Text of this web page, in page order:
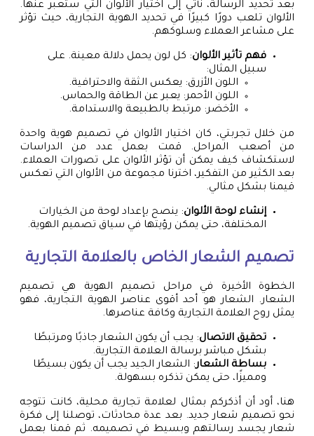
بعد تحديد الرسالة، نأتي إلى اختيار الألوان التي ستعبر عنها.
الألوان تلعب دورًا كبيرًا في تحديد الهوية التجارية، حيث تؤثر
على مشاعر العملاء وسلوكهم.
فهم تأثير الألوان: كل لون يحمل دلالة معينة. على
سبيل المثال:
اللون الأزرق: يعكس الثقة والاحترافية.
اللون الأحمر: يعبر عن الطاقة والحماس.
الأخضر: مرتبط بالطبيعة والاستدامة.
من خلال تجربتي، كان اختيار الألوان في تصميم هوية واحدة
من أصعب المراحل. قمت بعمل عدد من الدراسات
لاستكشاف كيف يمكن أن تؤثر الألوان على تصورات العملاء.
بعد الكثير من التفكير، اخترنا مجموعة من الألوان التي تعكس
قيمنا بشكل مثالي.
إنشاء لوحة الألوان: ينصح بإعداد لوحة من الخيارات
المختلفة، حتى يمكن رؤيتها في سياق تصميم الهوية.
تصميم الشعار الخاص بالعلامة التجارية
الخطوة الأخيرة في مراحل تصميم الهوية هي تصميم
الشعار. الشعار هو أحد أقوى عناصر الهوية التجارية، فهو
يمثل روح العلامة التجارية وكافة عناصرها.
تحقيق الاتصال: يجب أن يكون الشعار جاذبًا ومرتبطًا
بشكل مباشر برسالة العلامة التجارية.
بساطة الشعار: الشعار الجيد يجب أن يكون بسيطًا
ومميزًا، حتى يمكن تذكره بسهولة.
هنا، أود أن أذكركم بمثال لعلامة تجارية محلية، كانت تتوجه
نحو تصميم شعار جديد. بعد عدة محادثات، توصلنا إلى فكرة
شعار يجسد رسالتهم وبسيط في تصميمه. ثم قمنا بعمل